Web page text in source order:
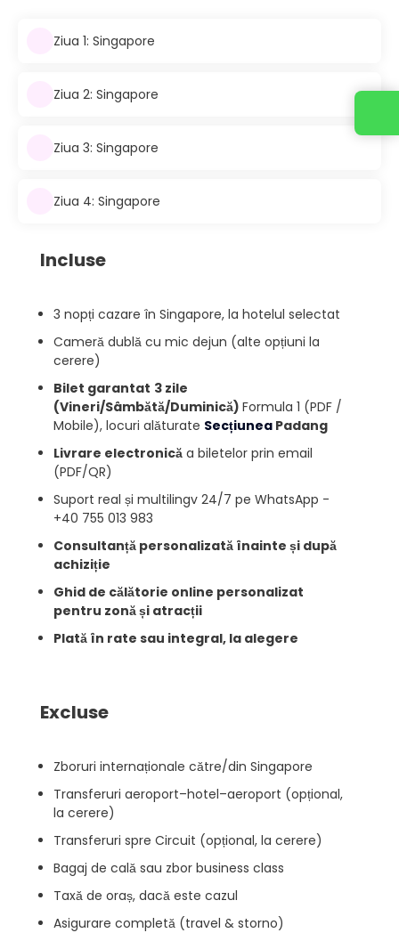
Ziua 1: Singapore
Ziua 2: Singapore
Ziua 3: Singapore
Ziua 4: Singapore
Incluse
3 nopți cazare în Singapore, la hotelul selectat
Cameră dublă cu mic dejun (alte opțiuni la
cerere)
Bilet garantat 3 zile
(Vineri/Sâmbătă/Duminică) Formula 1 (PDF /
Mobile), locuri alăturate Secțiunea Padang
Livrare electronică a biletelor prin email
(PDF/QR)
Suport real și multilingv 24/7 pe WhatsApp -
+40 755 013 983
Consultanță personalizată înainte și după
achiziție
Ghid de călătorie online personalizat
pentru zonă și atracții
Plată în rate sau integral, la alegere
Excluse
Zboruri internaționale către/din Singapore
Transferuri aeroport–hotel–aeroport (opțional,
la cerere)
Transferuri spre Circuit (opțional, la cerere)
Bagaj de cală sau zbor business class
Taxă de oraș, dacă este cazul
Asigurare completă (travel & storno)